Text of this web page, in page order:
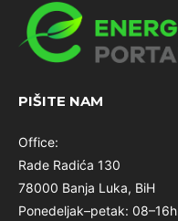
PIŠITE NAM
Office:
Rade Radića 130
78000 Banja Luka, BiH
Ponedeljak–petak: 08–16h